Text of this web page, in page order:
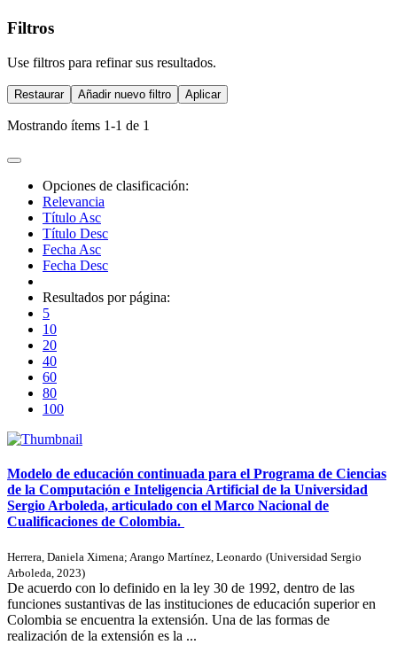
Filtros
Use filtros para refinar sus resultados.
Restaurar Añadir nuevo filtro Aplicar
Mostrando ítems 1-1 de 1
Opciones de clasificación:
Relevancia
Título Asc
Título Desc
Fecha Asc
Fecha Desc
Resultados por página:
5
10
20
40
60
80
100
Modelo de educación continuada para el Programa de Ciencias
de la Computación e Inteligencia Artificial de la Universidad
Sergio Arboleda, articulado con el Marco Nacional de
Cualificaciones de Colombia.
Herrera, Daniela Ximena; Arango Martínez, Leonardo (Universidad Sergio
Arboleda, 2023)
De acuerdo con lo definido en la ley 30 de 1992, dentro de las
funciones sustantivas de las instituciones de educación superior en
Colombia se encuentra la extensión. Una de las formas de
realización de la extensión es la ...